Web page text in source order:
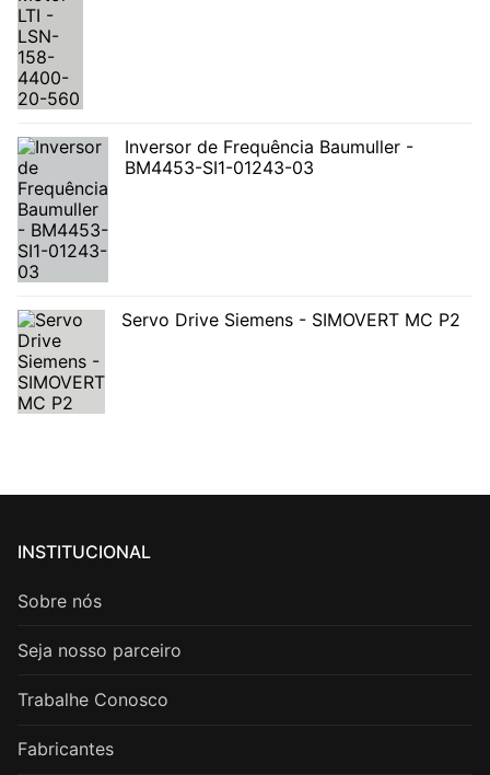
Inversor de Frequência Baumuller -
BM4453-SI1-01243-03
Servo Drive Siemens - SIMOVERT MC P2
INSTITUCIONAL
Sobre nós
Seja nosso parceiro
Trabalhe Conosco
Fabricantes